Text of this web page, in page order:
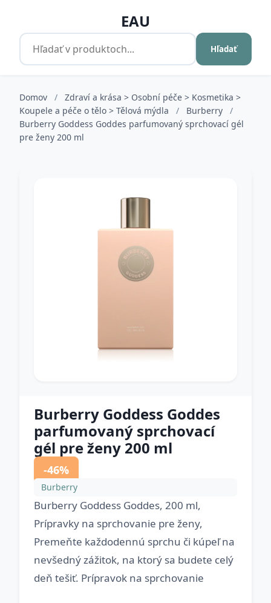
EAU
Hľadať
Domov /
Zdraví a krása > Osobní péče > Kosmetika >
Koupele a péče o tělo > Tělová mýdla
/ Burberry
/
Burberry Goddess Goddes parfumovaný sprchovací gél
pre ženy 200 ml
Burberry Goddess Goddes
parfumovaný sprchovací
gél pre ženy 200 ml
-46%
Burberry
Burberry Goddess Goddes, 200 ml,
Prípravky na sprchovanie pre ženy,
Premeňte každodennú sprchu či kúpeľ na
nevšedný zážitok, na ktorý sa budete celý
deň tešiť. Prípravok na sprchovanie